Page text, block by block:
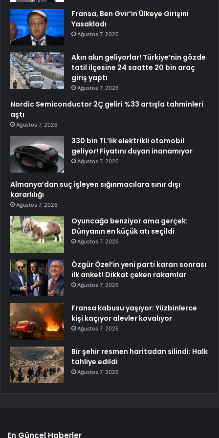
Fransa, Ben Gvir’in Ülkeye Girişini
Yasakladı
Ağustos 7, 2026
Akın akın geliyorlar! Türkiye’nin gözde
tatil ilçesine 24 saatte 20 bin araç
giriş yaptı
Ağustos 7, 2026
Nordic Semiconductor 2Ç geliri %33 artışla tahminleri
aştı
Ağustos 7, 2026
330 bin TL’lik elektrikli otomobil
geliyor! Fiyatını duyan inanamıyor
Ağustos 7, 2026
Almanya’dan suç işleyen sığınmacılara sınır dışı
kararlılığı
Ağustos 7, 2026
Oyuncağa benziyor ama gerçek:
Dünyanın en küçük atı seçildi
Ağustos 7, 2026
Özgür Özel’in yeni parti kararı sonrası
ilk anket! Dikkat çeken rakamlar
Ağustos 7, 2026
Fransa kabusu yaşıyor: Yüzbinlerce
kişi kaçıyor alevler kovalıyor
Ağustos 7, 2026
Bir şehir resmen haritadan silindi: Halk
tahliye edildi
Ağustos 7, 2026
En Güncel Haberler